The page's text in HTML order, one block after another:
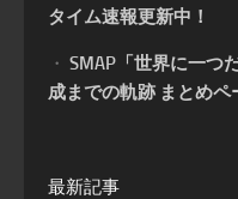
タイム速報更新中！
・ SMAP「世界に一つ
成までの軌跡 まとめペ
最新記事